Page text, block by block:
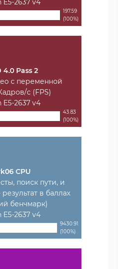
E5-2637 v4
197.59
(100%)
4.0 Pass 2
с переменной
с (FPS)
E5-2637 v4
43.83
(100%)
CPU
поиск пути, и
в баллах
бенчмарк)
E5-2637 v4
9430.91
(100%)